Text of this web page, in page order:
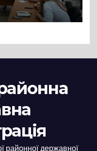
районної державної